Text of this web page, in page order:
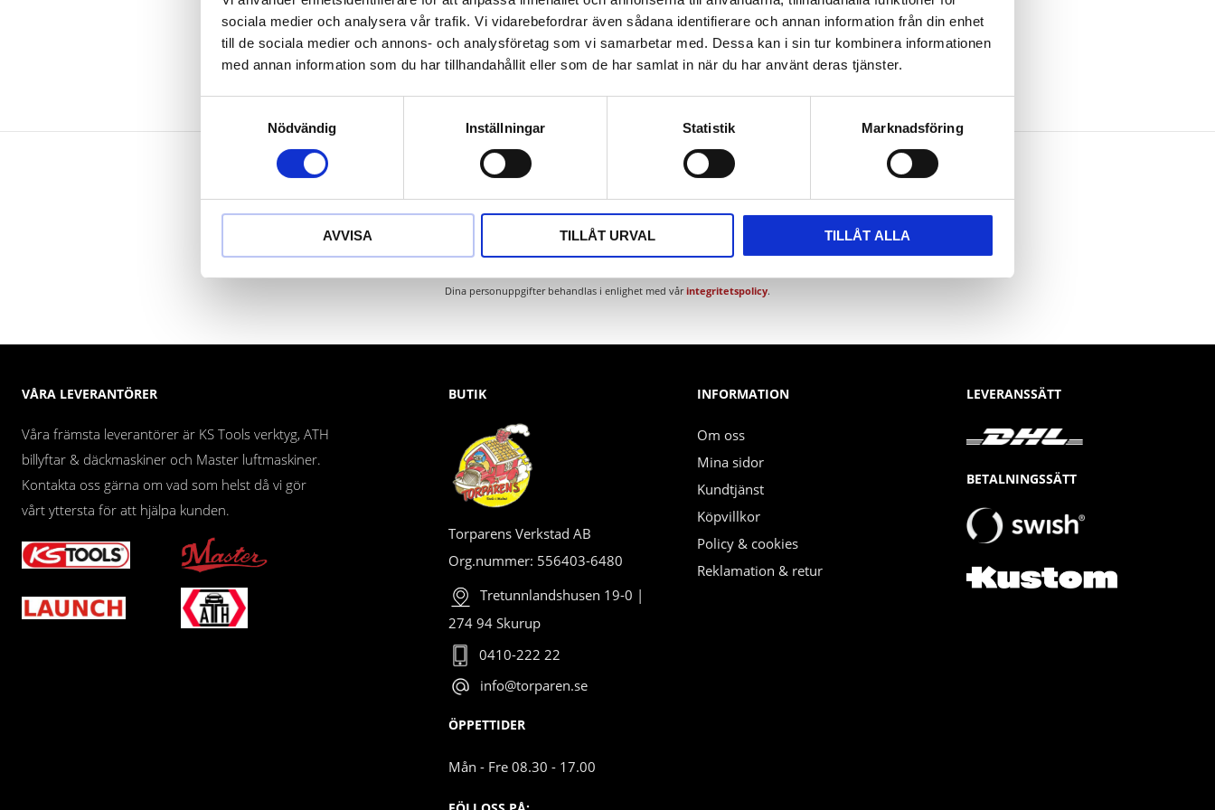
sociala medier och analysera vår trafik. Vi vidarebefordrar även sådana identifierare och annan information från din enhet
till de sociala medier och annons- och analysföretag som vi samarbetar med. Dessa kan i sin tur kombinera informationen
med annan information som du har tillhandahållit eller som de har samlat in när du har använt deras tjänster.
Nödvändig
Inställningar Statistik Marknadsföring
AVVISA TILLÅT URVAL TILLÅT ALLA
Krom vanadium
Dina personuppgifter behandlas i enlighet med vårintegritetspolicy.
VÅRA LEVERANTÖRER
Våra främsta leverantörer är KS Tools verktyg, ATH
billyftar & däckmaskiner och Master luftmaskiner.
Kontakta oss gärna om vad som helst då vi gör
vårt yttersta för att hjälpa kunden.
BUTIK
Torparens Verkstad AB
Org.nummer: 556403-6480
Tretunnlandshusen 19-0 |
274 94 Skurup
0410-222 22
info@torparen.se
ÖPPETTIDER
Mån - Fre 08.30 - 17.00
INFORMATION
Om oss
Mina sidor
Kundtjänst
Köpvillkor
Policy & cookies
Reklamation & retur
LEVERANSSÄTT
BETALNINGSSÄTT